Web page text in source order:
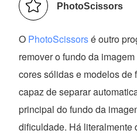
PhotoScissors
O PhotoScissorsé outro
remover o fundo da
cores sólidas e modelos de
capaz de separar
principal do fundo da
dificuldade. Há literalmente